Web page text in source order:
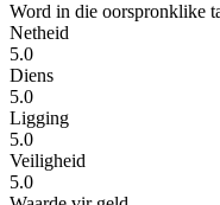
Word in die oorspronklike
Netheid
5.0
Diens
5.0
Ligging
5.0
Veiligheid
5.0